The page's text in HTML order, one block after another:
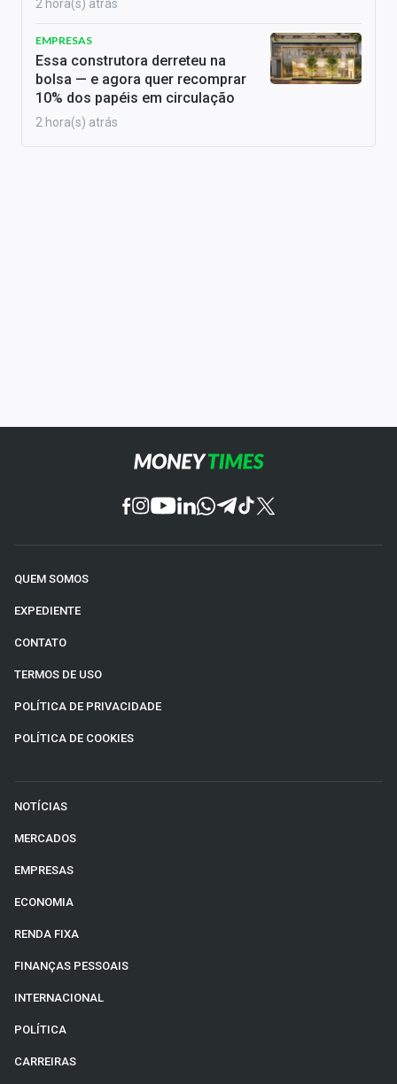
2 hora(s) atrás
EMPRESAS
Essa construtora derreteu na
bolsa — e agora quer recomprar
10% dos papéis em circulação
2 hora(s) atrás
QUEM SOMOS
EXPEDIENTE
CONTATO
TERMOS DE USO
POLÍTICA DE PRIVACIDADE
POLÍTICA DE COOKIES
NOTÍCIAS
MERCADOS
EMPRESAS
ECONOMIA
RENDA FIXA
FINANÇAS PESSOAIS
INTERNACIONAL
POLÍTICA
CARREIRAS